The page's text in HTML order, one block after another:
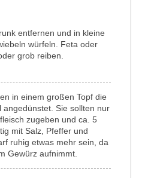
entfernen und in kleine
würfeln. Feta oder
grob reiben.
in einem großen Topf die
angedünstet. Sie sollten nur
zugeben und ca. 5
mit Salz, Pfeffer und
ruhig etwas mehr sein, da
Gewürz aufnimmt.